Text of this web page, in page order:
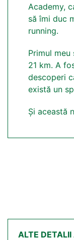
Academy,
să îmi duc
running.
Primul
21 km. A
descoperi
există un
Și această
ALTE DETALII